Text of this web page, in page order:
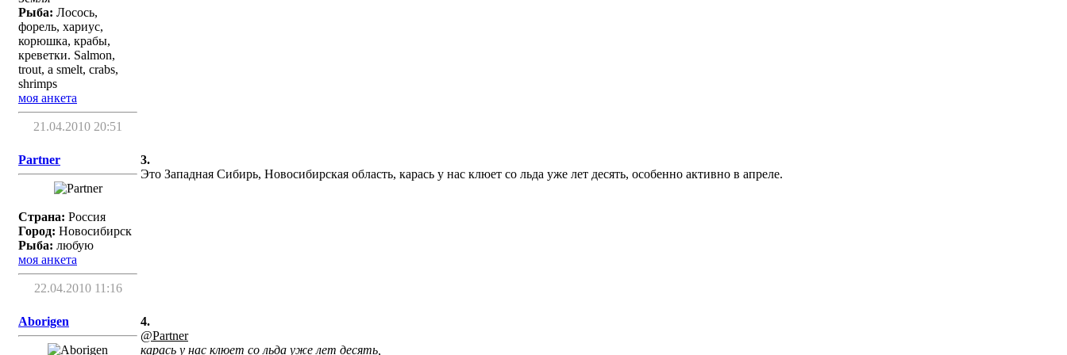
Рыба: Лосось,
форель, хариус,
корюшка, крабы,
креветки. Salmon,
trout, a smelt, crabs,
shrimps
моя анкета
21.04.2010 20:51
Partner
Страна: Россия
Город: Новосибирск
Рыба: любую
моя анкета
22.04.2010 11:16
3.
Это Западная Сибирь, Новосибирская область, карась у нас клюет со льда уже лет десять, особенно активно в апреле.
Aborigen
4.
@Partner
карась у нас клюет со льда уже лет десять,